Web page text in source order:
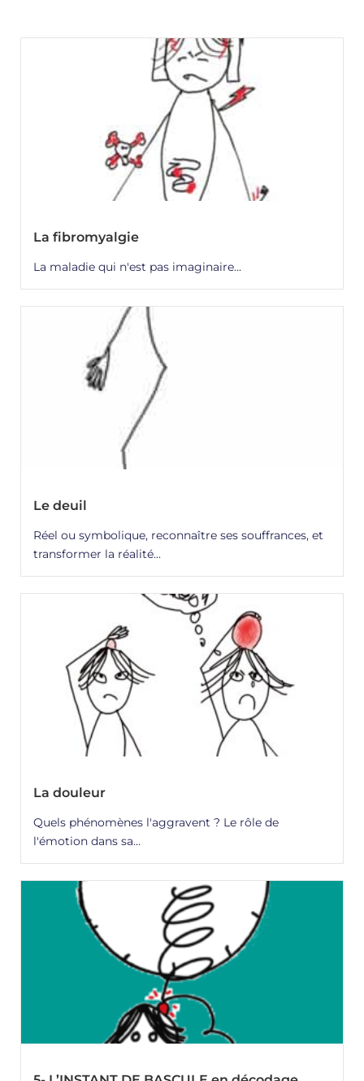
La fibromyalgie
La maladie qui n'est pas imaginaire...
Le deuil
Réel ou symbolique, reconnaître ses souffrances, et
transformer la réalité...
La douleur
Quels phénomènes l'aggravent ? Le rôle de
l'émotion dans sa...